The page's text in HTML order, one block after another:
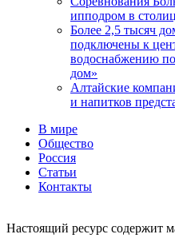
ипподром в
Более 2,5 тысяч
подключены к
водоснабжению
дом»
Алтайские
и напитков
В мире
Общество
Россия
Статьи
Контакты
Настоящий ресурс содержит